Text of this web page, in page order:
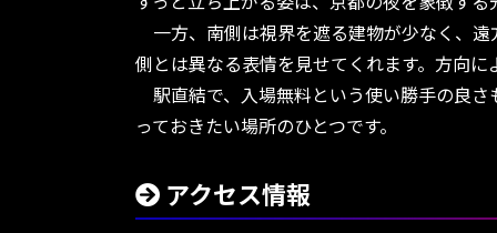
一方、南側は視界を遮る建物が少なく、遠
側とは異なる表情を見せてくれます。方向
駅直結で、入場無料という使い勝手の良さ
っておきたい場所のひとつです。
アクセス情報